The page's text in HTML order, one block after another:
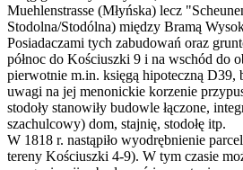
Muehlenstrasse (Młyńska) lecz
Stodolna/Stodólna) między Bramą
Posiadaczami tych zabudowań oraz
północ do Kościuszki 9 i na wschód do
pierwotnie m.in. księgą hipoteczną D39,
uwagi na jej menonickie korzenie
stodoły stanowiły budowle łączone,
szachulcowy) dom, stajnię, stodołę itp.
W 1818 r. nastąpiło wyodrębnienie
tereny Kościuszki 4-9). W tym czasie